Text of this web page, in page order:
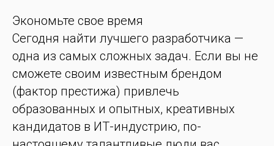
Экономьте свое время
Сегодня найти лучшего разработчика —
одна из самых сложных задач. Если вы не
сможете своим известным брендом
(фактор престижа) привлечь
образованных и опытных, креативных
кандидатов в ИТ-индустрию, по-